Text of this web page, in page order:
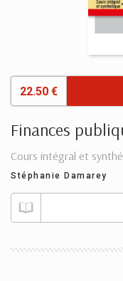
22.50 €
Finances
Cours intégral et
Stéphanie Damarey